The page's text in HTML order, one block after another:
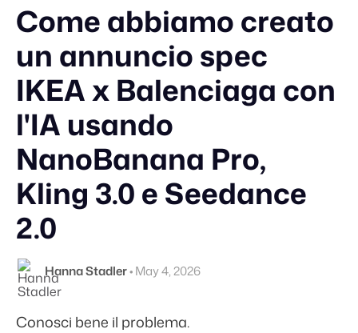
Come abbiamo creato
un annuncio spec
IKEA x Balenciaga con
l'IA usando
NanoBanana Pro,
Kling 3.0 e Seedance
2.0
Hanna Stadler•May 4, 2026
Conosci bene il problema.